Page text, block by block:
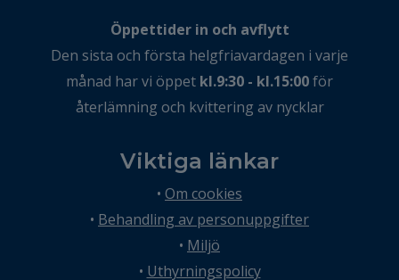
Öppettider in och avflytt
Den sista och första helgfriavardagen i varje
månad har vi öppet kl.9:30 - kl.15:00för
återlämning och kvittering av nycklar
Viktiga länkar
• Om cookies
• Behandling av personuppgifter
• Miljö
• Uthyrningspolicy